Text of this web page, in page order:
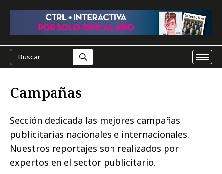
Campañas
Sección dedicada las mejores campañas
publicitarias nacionales e internacionales.
Nuestros reportajes son realizados por
expertos en el sector publicitario.